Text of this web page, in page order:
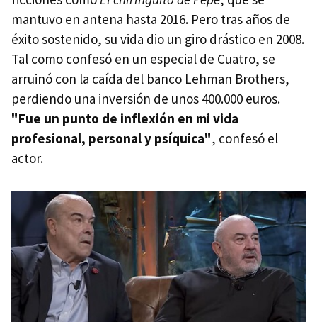
mantuvo en antena hasta 2016. Pero tras años de
éxito sostenido, su vida dio un giro drástico en 2008.
Tal como confesó en un especial de Cuatro, se
arruinó con la caída del banco Lehman Brothers,
perdiendo una inversión de unos 400.000 euros.
"Fue un punto de inflexión en mi vida
profesional, personal y psíquica", confesó el
actor.